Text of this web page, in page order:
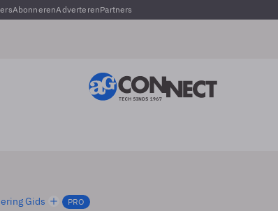
AbonnerenAdverterenPartners
Gids PRO